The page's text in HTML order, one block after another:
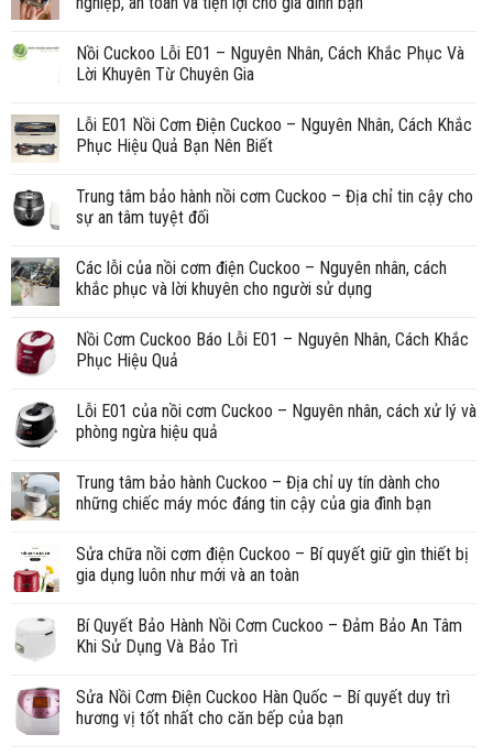
Nồi Cuckoo Lỗi E01 – Nguyên Nhân, Cách Khắc Phục Và
Lời Khuyên Từ Chuyên Gia
Lỗi E01 Nồi Cơm Điện Cuckoo – Nguyên Nhân, Cách Khắc
Phục Hiệu Quả Bạn Nên Biết
Trung tâm bảo hành nồi cơm Cuckoo – Địa chỉ tin cậy cho
sự an tâm tuyệt đối
Các lỗi của nồi cơm điện Cuckoo – Nguyên nhân, cách
khắc phục và lời khuyên cho người sử dụng
Nồi Cơm Cuckoo Báo Lỗi E01 – Nguyên Nhân, Cách Khắc
Phục Hiệu Quả
Lỗi E01 của nồi cơm Cuckoo – Nguyên nhân, cách xử lý và
phòng ngừa hiệu quả
Trung tâm bảo hành Cuckoo – Địa chỉ uy tín dành cho
những chiếc máy móc đáng tin cậy của gia đình bạn
Sửa chữa nồi cơm điện Cuckoo – Bí quyết giữ gìn thiết bị
gia dụng luôn như mới và an toàn
Bí Quyết Bảo Hành Nồi Cơm Cuckoo – Đảm Bảo An Tâm
Khi Sử Dụng Và Bảo Trì
Sửa Nồi Cơm Điện Cuckoo Hàn Quốc – Bí quyết duy trì
hương vị tốt nhất cho căn bếp của bạn